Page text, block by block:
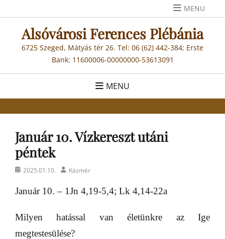
to
content
MENU
Alsóvárosi Ferences Plébánia
6725 Szeged, Mátyás tér 26. Tel: 06 (62) 442-384; Erste
Bank: 11600006-00000000-53613091
MENU
Január 10. Vízkereszt utáni
péntek
Posted2025.01.10. AuthorKázmér
Január 10. – 1Jn 4,19-5,4; Lk 4,14-22a
Milyen hatással van életünkre az Ige
megtestesülése?